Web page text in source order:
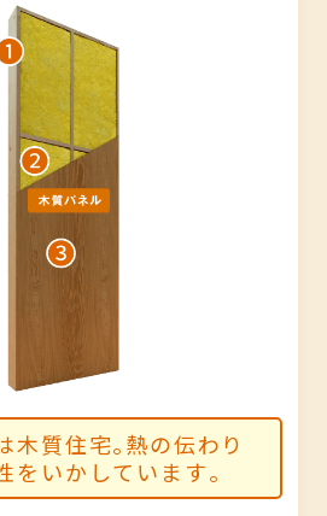
木質住宅｡熱の伝わり
をいかしています｡